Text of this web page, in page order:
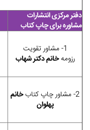
دفتر مرکزی انتشارات
مشاوره برای چاپ کتاب
1- مشاور تقویت
رزومهخانم دکتر شهاب
2- مشاور چاپ کتاب
خانم
پهلوان